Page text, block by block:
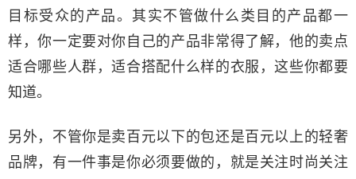
目标受众的产品。其实不管做什么类目的产品都一
样，你一定要对你自己的产品非常得了解，他的卖点
适合哪些人群，适合搭配什么样的衣服，这些你都要
知道。
另外，不管你是卖百元以下的包还是百元以上的轻奢
品牌，有一件事是你必须要做的，就是关注时尚关注